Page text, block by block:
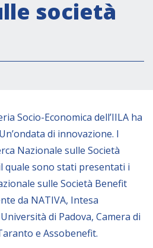
scientifica
dell’uguaglianza di
società
Socio-Economica dell’IILA ha
di innovazione. I
Nazionale sulle Società
quale sono stati presentati i
sulle Società Benefit
da NATIVA, Intesa
di Padova, Camera di
e Assobenefit.